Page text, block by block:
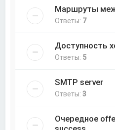
Маршруты
Ответы: 7
Доступность
Ответы: 5
SMTP server
Ответы:3
Очередное